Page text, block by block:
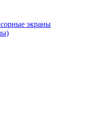
экраны